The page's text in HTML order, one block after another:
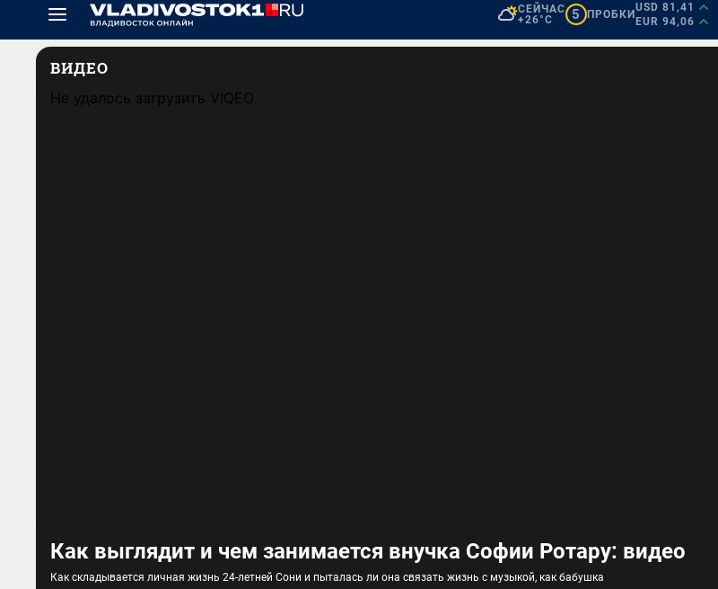
СЕЙЧАС
+26°C
5 ПРОБКИ
USD 81,41
EUR 94,06
ВИДЕО
Не удалось загрузить VIQEO
Как выглядит и чем занимается внучка Софии Ротару: видео
Как складывается личная жизнь 24-летней Сони и пыталась ли она связать жизнь с музыкой, как бабушка